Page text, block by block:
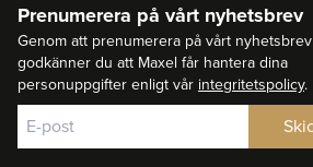
Prenumerera på vårt nyhetsbrev
Genom att prenumerera på vårt nyhetsbrev
godkänner du att Maxel får hantera dina
personuppgifter enligt vår integritetspolicy.